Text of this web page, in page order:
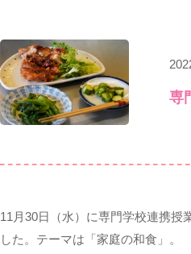
専
11月30日（水）に専門学校連携授
した。テーマは「家庭の和食」。